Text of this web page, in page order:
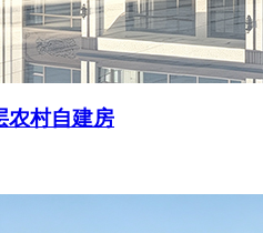
农村自建房